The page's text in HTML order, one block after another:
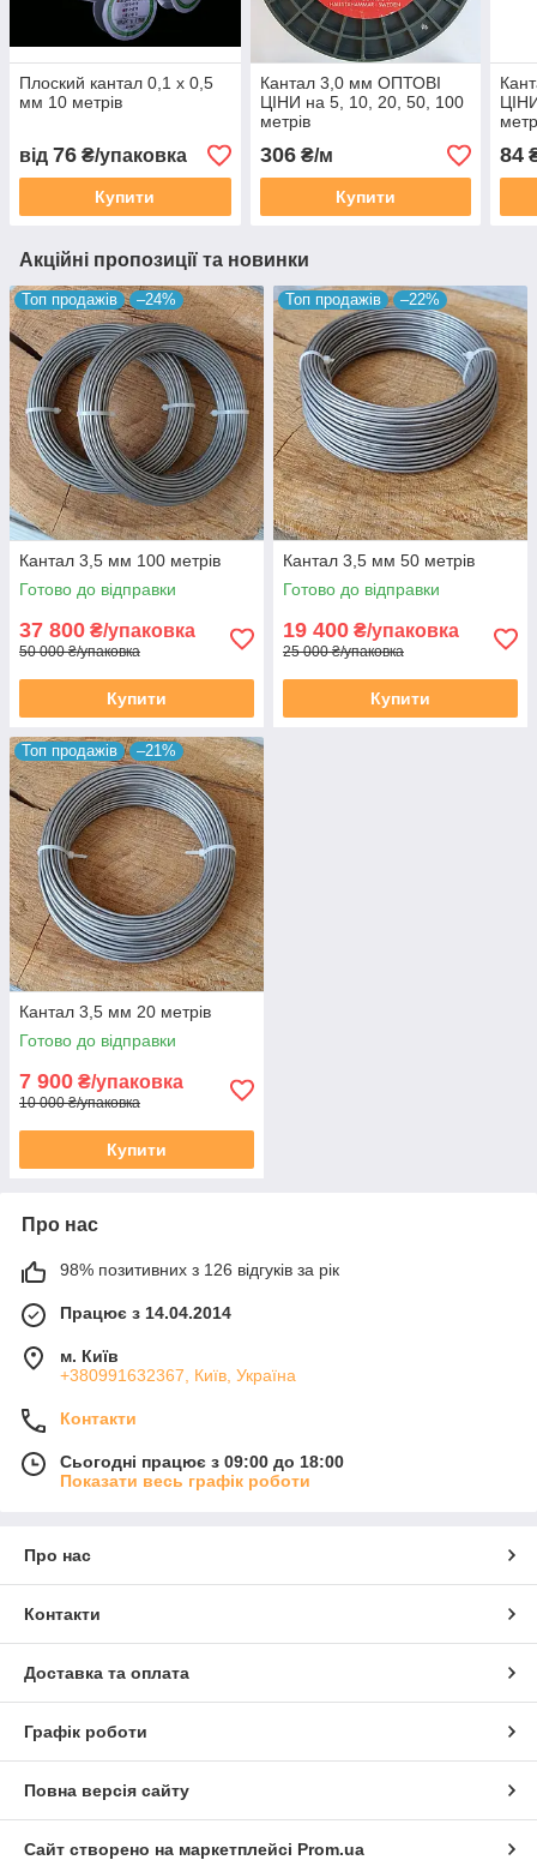
Плоский кантал 0,1 х 0,5
мм 10 метрів
від 76 ₴/упаковка
Купити
Кантал 3,0 мм ОПТОВІ
ЦІНИ на 5, 10, 20, 50, 100
метрів
306₴/м
Купити
84
Акційні пропозиції та новинки
Топ продажів –24%
Кантал 3,5 мм 100 метрів
Готово до відправки
37 800 ₴/упаковка
50 000 ₴/упаковка
Купити
Топ продажів –22%
Кантал 3,5 мм 50 метрів
Готово до відправки
19 400 ₴/упаковка
25 000 ₴/упаковка
Купити
Топ продажів –21%
Кантал 3,5 мм 20 метрів
Готово до відправки
7 900 ₴/упаковка
10 000 ₴/упаковка
Купити
Про нас
98% позитивних з 126 відгуків за рік
Працює з 14.04.2014
м. Київ
+380991632367, Київ, Україна
Контакти
Сьогодні працює з 09:00 до 18:00
Показати весь графік роботи
Про нас
Контакти
Доставка та оплата
Графік роботи
Повна версія сайту
Сайт створено на маркетплейсі Prom.ua